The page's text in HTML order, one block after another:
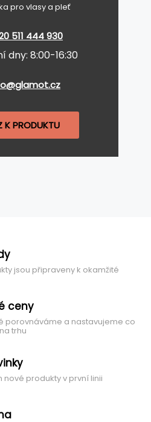
pro vlasy a pleť
511 444 930
dny: 8:00-16:30
K PRODUKTU
jsou připraveny k okamžité
ceny
porovnáváme a nastavujeme co
trhu
nové produkty v první linii